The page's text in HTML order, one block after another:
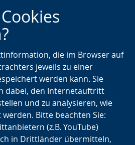
Zur
Hauptnavigation
Zur
Seitennavigation
Zum
Inhalt
die im Browser auf
jeweils zu einer
werden kann. Sie
dabei, den Internetauftritt
und zu analysieren, wie
Bitte beachten Sie:
(z.B. YouTube)
in Drittländer übermitteln,